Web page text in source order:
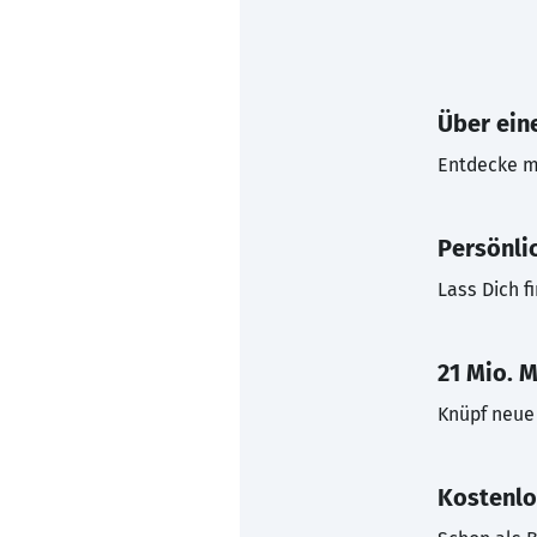
Über
Entdecke
Lass Dich
21 Mio.
Knüpf